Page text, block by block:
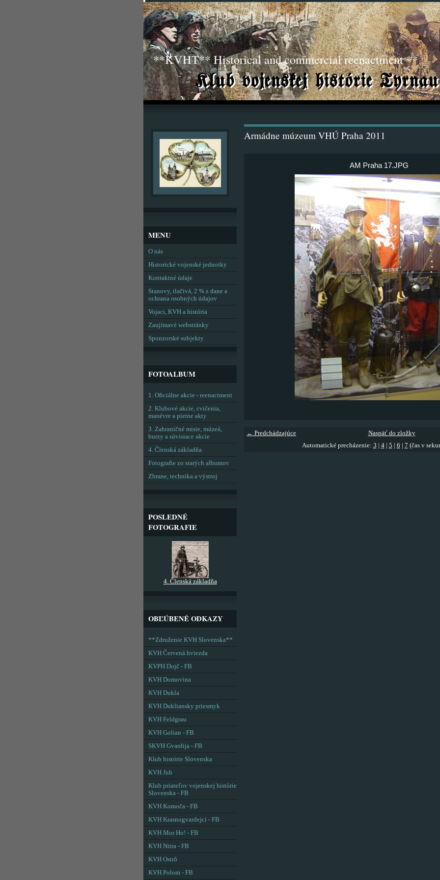
**KVHT** Historical and commercial reenactment **
Armádne múzeum VHÚ Praha 2011
AM Praha 17.JPG
← Predchádzajúce
Naspäť do zložky
Automatické precházenie: 3 4| 5 6 7 (čas v
MENU
O nás
Historické vojenské jednotky
Kontaktné údaje
Stanovy, tlačivá, 2 % z dane a
ochrana osobných údajov
Vojaci, KVH a história
Zaujímavé webstránky
Sponzorské subjekty
FOTOALBUM
1. Oficiálne akcie - reenactment
2. Klubové akcie, cvičenia,
manévre a pietne akty
3. Zahraničné misie, múzeá,
burzy a súvisiace akcie
4. Členská základňa
Fotografie zo starých albumov
Zbrane, technika a výstroj
POSLEDNÉ
FOTOGRAFIE
4. Členská základňa
OBĽÚBENÉ ODKAZY
**Združenie KVH Slovenska**
KVH Červená hviezda
KVPH Dojč - FB
KVH Domovina
KVH Dukla
KVH Dukliansky priesmyk
KVH Feldgrau
KVH Golian - FB
SKVH Gvardija - FB
Klub histórie Slovenska
KVH Juh
Klub priateľov vojenskej histórie
Slovenska - FB
KVH Komoča - FB
KVH Krasnogvardejci - FB
KVH Mor Ho! - FB
KVH Nitra - FB
KVH Ostrô
KVH Polom - FB